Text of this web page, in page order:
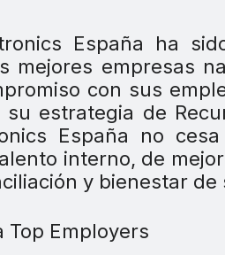
España ha
mejores empresas
con sus
estrategia de
España no
interno, de
y bienestar